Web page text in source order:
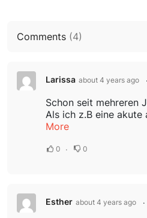
Comments (4)
Larissa about 4 years ago
Als ich z.B eine akute allergische Reaktion
More
0 0
Esther about 4 years ago